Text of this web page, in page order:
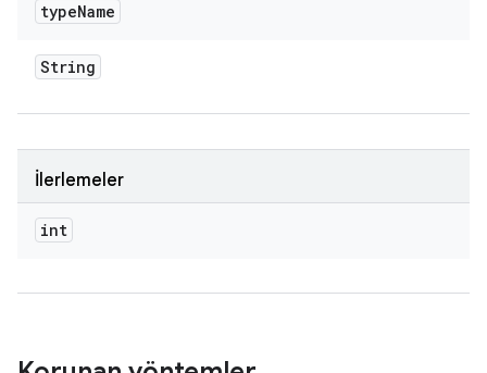
typeName
String
İlerlemeler
int